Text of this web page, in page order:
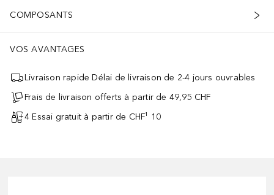
COMPOSANTS
VOS AVANTAGES
Livraison rapide Délai de livraison de 2-4 jours ouvrables
Frais de livraison offerts à partir de 49,95 CHF
4 Essai gratuit à partir de CHF¹ 10